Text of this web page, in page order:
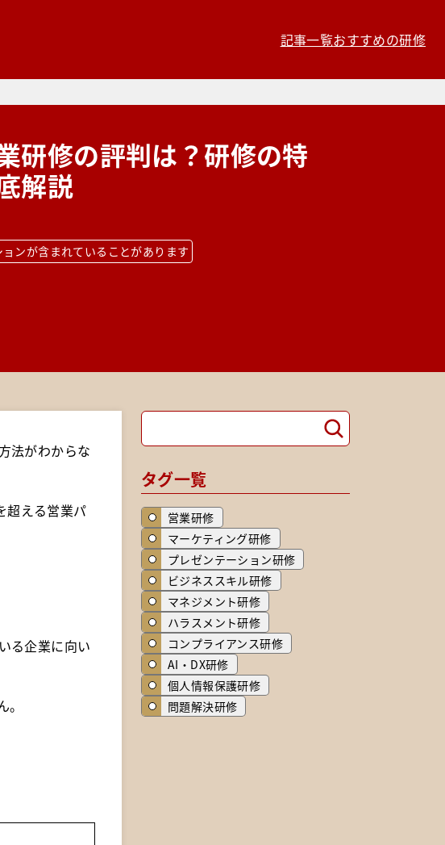
記事一覧おすすめの研修
研修の評判は？研修の特
解説
ンが含まれていることがあります
法がわからな
超える営業パ
る企業に向い
検
検
タグ一覧
営業研修
マーケティング研修
プレゼンテーション研修
ビジネススキル研修
マネジメント研修
ハラスメント研修
コンプライアンス研修
AI・DX研修
個人情報保護研修
問題解決研修